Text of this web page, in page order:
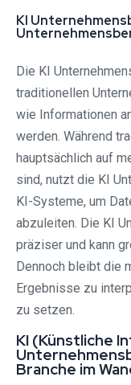
KI
Die KI
traditionellen
wie Informationen
werden. Während
hauptsächlich auf
sind, nutzt die KI
KI-Systeme, um
abzuleiten. Die KI
präziser und kann
Dennoch bleibt die
Ergebnisse zu
zu setzen.
KI (Künstliche
Branche im